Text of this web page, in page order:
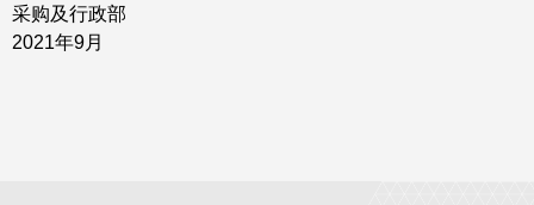
采购及行政部
2021年9月